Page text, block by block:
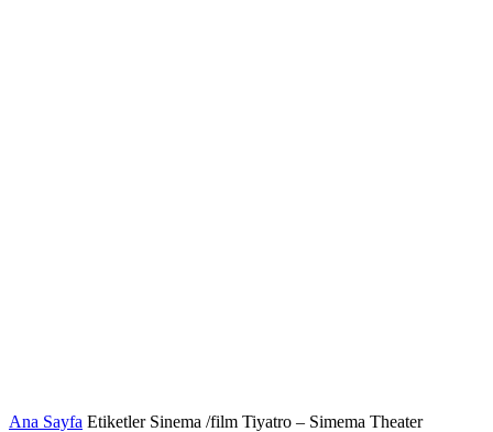
Ana Sayfa Etiketler Sinema /film Tiyatro – Simema Theater